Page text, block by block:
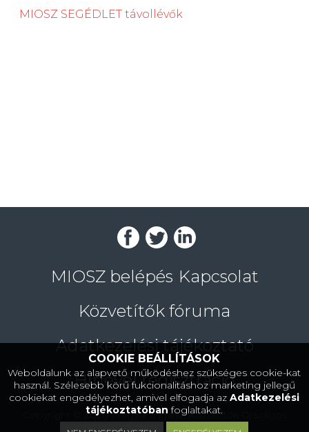
MIOSZ SEGÉDLET távollévők
MIOSZ belépés Kapcsolat
Közvetítők fóruma
Adatkezelési tájékoztató
Hírlevél regisztráció
Copyright © 2020 Magyar Ingatlanközvetítők Országos
Szövetsége
COOKIE BEÁLLÍTÁSOK
Weboldalunk az alapvető működéshez szükséges cookie-kat
használ. Szélesebb körű fukcionalitáshoz marketing jellegű
cookiekat engedélyezhet, amivel elfogadja azAdatkezelési
tájékoztatóban foglaltakat.